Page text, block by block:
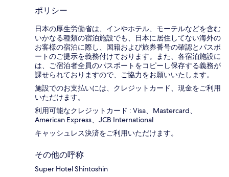
ポリシー
日本の厚生労働省は、インやホテル、モーテルなどを含む
いかなる種類の宿泊施設でも、日本に​居住してない海外の
お客様の宿泊に際し、国籍および旅券番号の確認とパスポ
ートのご提示を義務付け​ております。また、各宿泊施設に
は、ご宿泊者全員のパスポートをコピーし保存する義務が
課せられておりますの​で、ご協力をお願いいたします。
施設でのお支払いには、クレジットカード、現金をご利用
いただけます。
利用可能なクレジットカード : Visa、Mastercard、
American Express、JCB International
キャッシュレス決済をご利用いただけます。
その他の呼称
Super Hotel Shintoshin